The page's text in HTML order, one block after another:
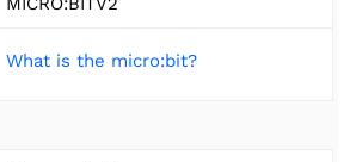
What is the micro:bit?